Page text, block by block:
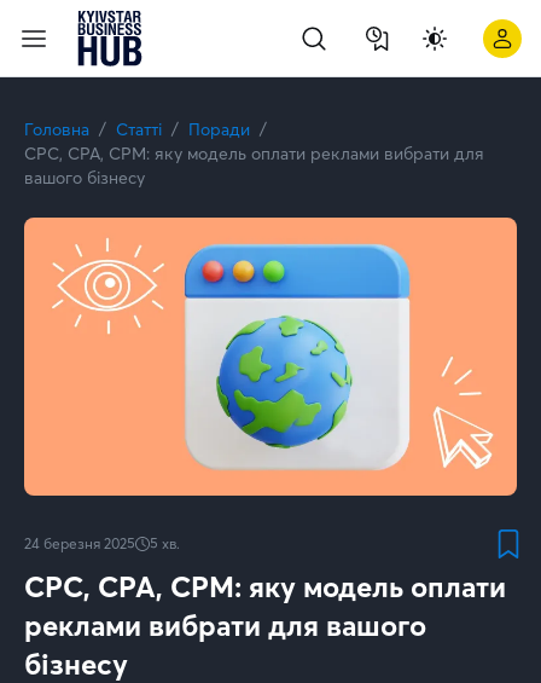
Головна Статті
Поради
CPC, CPA, CPM: яку модель оплати реклами вибрати для
вашого бізнесу
24 березня 2025 5 хв.
CPC, CPA, CPM: яку модель оплати
реклами вибрати для вашого
бізнесу
CPC, CPA, CPM: яку модель оплати реклами вибрати для